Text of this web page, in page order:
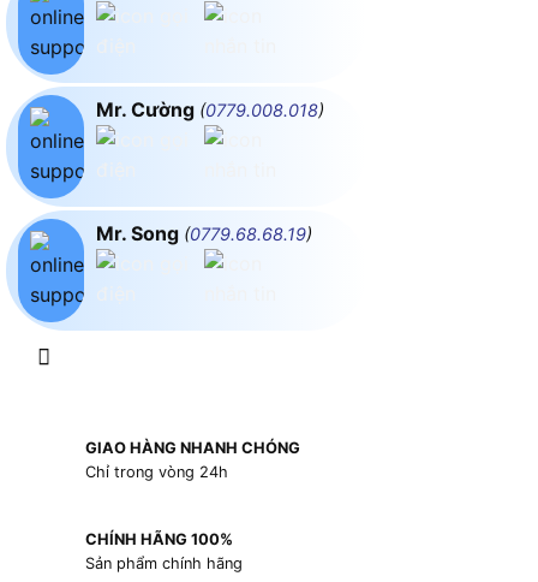
Mr. Cường (0779.008.018)
Mr. Song (0779.68.68.19)
GIAO HÀNG NHANH CHÓNG
Chỉ trong vòng 24h
CHÍNH HÃNG 100%
Sản phẩm chính hãng